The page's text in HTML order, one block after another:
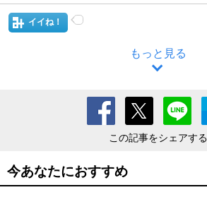
イイね！
もっと見る
この記事をシェアする
今あなたにおすすめ